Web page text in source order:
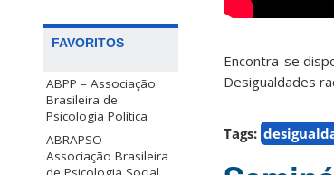
FAVORITOS
ABPP – Associação
Brasileira de
Psicologia Política
ABRAPSO –
Associação Brasileira
Encontra-se
Desigualdades
Tags: